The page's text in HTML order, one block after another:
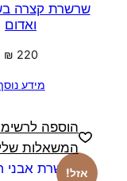
שרשרת קצרה
ואדום
₪ 220
מידע
הוספה
המשאלות שלי
אזל!